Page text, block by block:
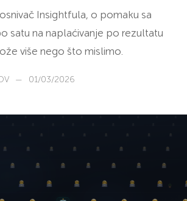
Insightfula, o pomaku sa
satu na naplaćivanje po rezultatu
više nego što mislimo.
— 01/03/2026